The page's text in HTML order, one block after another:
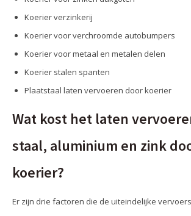
Koerier verzinkerij
Koerier voor verchroomde autobumpers
Koerier voor metaal en metalen delen
Koerier stalen spanten
Plaatstaal laten vervoeren door koerier
Wat kost het laten
staal, aluminium en zink
koerier?
Er zijn drie factoren die de uiteindelijke